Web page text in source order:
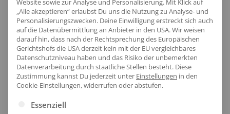
Regatta Honestly Made Recycled Thermal Bodywarmer
ab68,73€ /Stk.
ab54,75€ /Stk.
Website sowie zur Analyse und Personalisierung. Mit Klick auf
„Alle akzeptieren“ erlaubst Du uns die Nutzung zu Analyse- und
Personalisierungszwecken. Deine Einwilligung erstreckt sich auch
auf die Datenübermittlung an Anbieter in den USA. Wir weisen
darauf hin, dass nach der Rechtsprechung des Europäischen
Gerichtshofs die USA derzeit kein mit der EU vergleichbares
Datenschutzniveau haben und das Risiko der unbemerkten
Datenverarbeitung durch staatliche Stellen besteht. Diese
Zustimmung kannst Du jederzeit unter Einstellungen in den
Cookie-Einstellungen, widerrufen oder abstufen.
Es folgt eine Liste der Service-Gruppen, für die eine
Essenziell